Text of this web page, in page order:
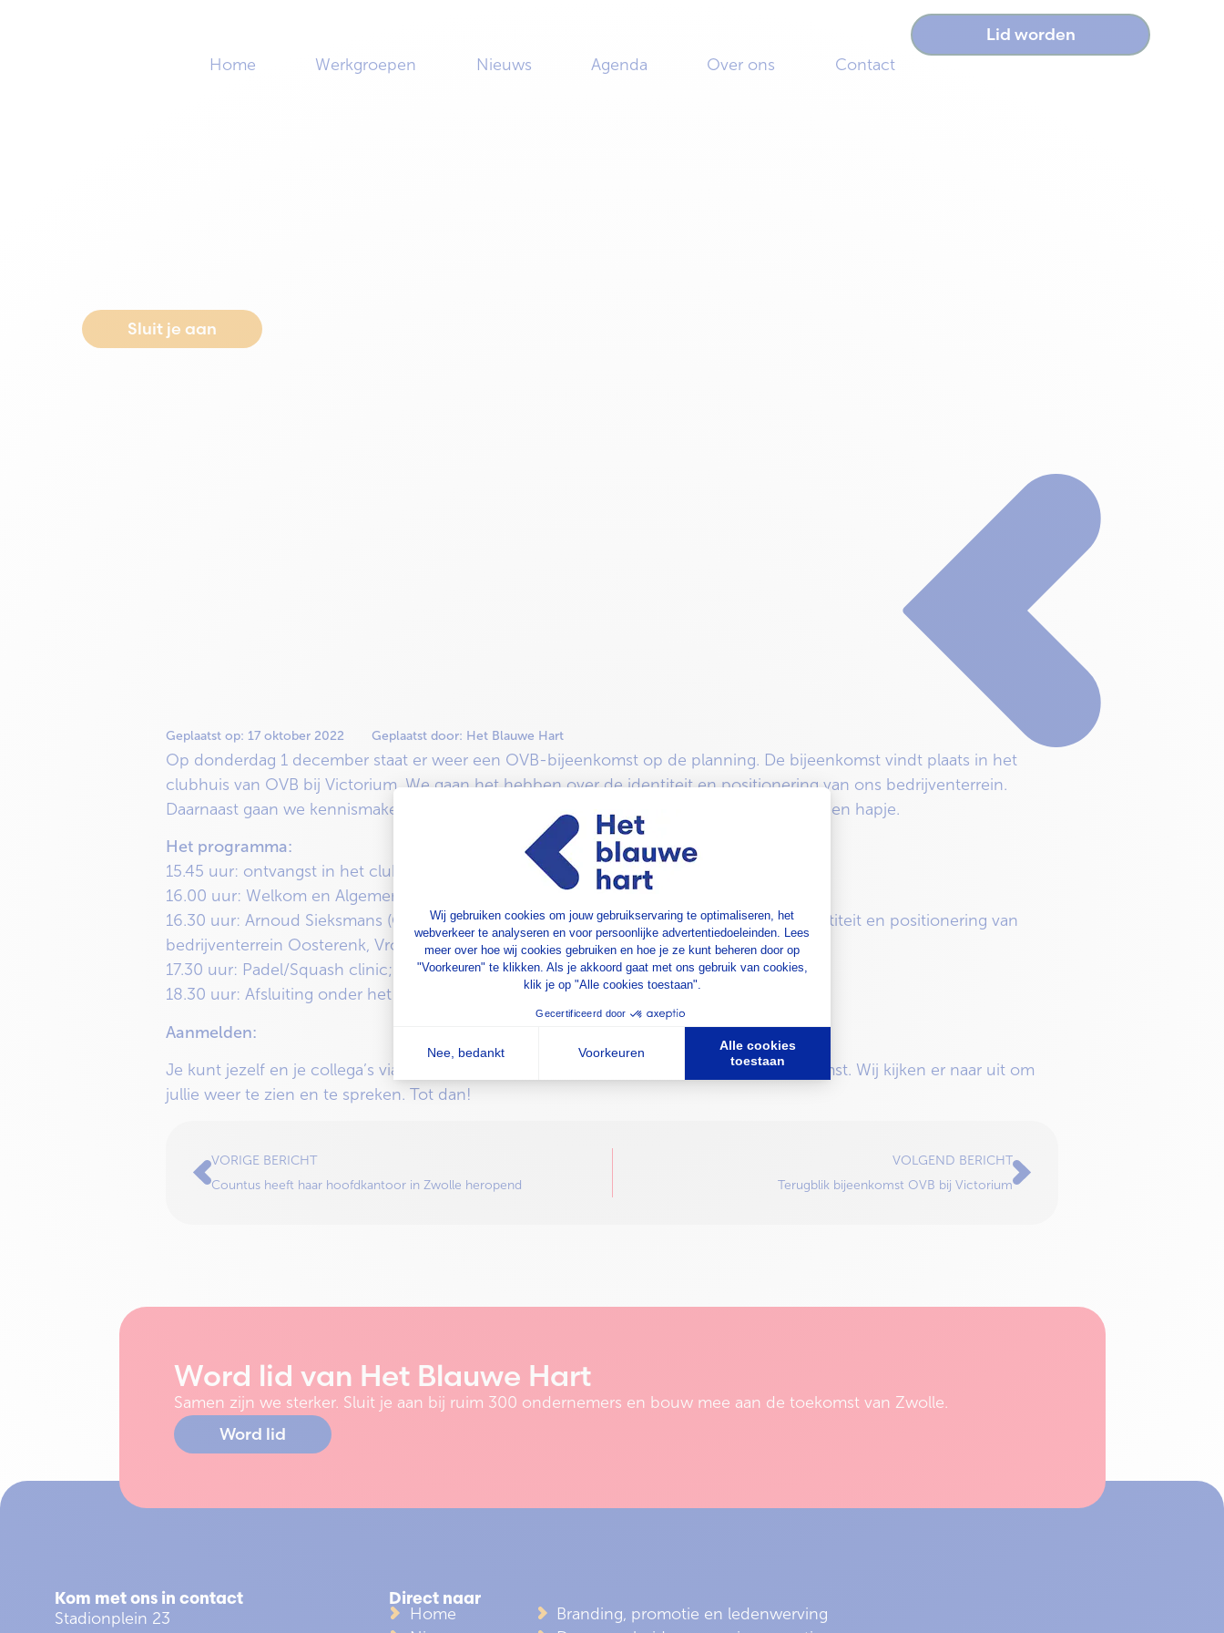
Home Werkgroepen Nieuws Agenda Over ons Contact
Lid worden
Sluit je aan
Geplaatst op: 17 oktober 2022 Geplaatst door: Het Blauwe Hart
Op donderdag 1 december staat er weer een OVB-bijeenkomst op de planning. De bijeenkomst vindt plaats in het
clubhuis van OVB bij Victorium. We gaan het hebben over de identiteit en positionering van ons bedrijventerrein.
Daarnaast gaan we kennismaken met padel/squash en sluiten we af met een drankje en een hapje.
Het programma:
15.45 uur: ontvangst in het clubhuis van OVB (Victorium, Boerendanserdijk 47);
16.00 uur: Welkom en Algemene Ledenvergadering door Willem Jüttner (voorzitter OVB);
16.30 uur: Arnoud Sieksmans (Gemeente Zwolle) zal ons alles gaan vertellen over de identiteit en positionering van
bedrijventerrein Oosterenk, Vrolijkheid en Berkum;
17.30 uur: Padel/Squash clinic;
18.30 uur: Afsluiting onder het genot van een hapje en drankje.
Aanmelden:
Je kunt jezelf en je collega’s via onze
aanmelden voor de bijeenkomst. Wij kijken er naar uit om
jullie weer te zien en te spreken. Tot dan!
VORIGE BERICHT
Countus heeft haar hoofdkantoor in Zwolle heropend
VOLGEND BERICHT
Terugblik bijeenkomst OVB bij Victorium
Word lid van Het Blauwe Hart
Samen zijn we sterker. Sluit je aan bij ruim 300 ondernemers en bouw mee aan de toekomst van Zwolle.
Word lid
Kom met ons in contact
Stadionplein 23
Direct naar
Home
Branding, promotie en ledenwerving